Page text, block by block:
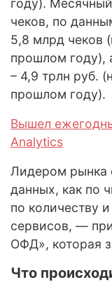
году).
чеков, по
5,8 млрд чеков
прошлом году),
– 4,9 трлн руб.
прошлом году).
Вышел
Analytics
Лидером рынка
данных, как по
по количеству
сервисов, —
ОФД», которая
Что